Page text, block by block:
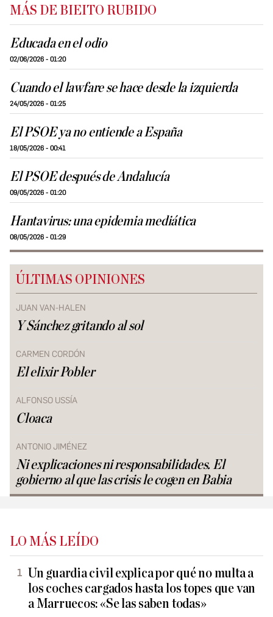
MÁS DE BIEITO RUBIDO
Educada en el odio
02/06/2026 - 01:20
Cuando el lawfare se hace desde la izquierda
24/05/2026 - 01:25
El PSOE ya no entiende a España
18/05/2026 - 00:41
El PSOE después de Andalucía
09/05/2026 - 01:20
Hantavirus: una epidemia mediática
08/05/2026 - 01:29
ÚLTIMAS OPINIONES
JUAN VAN-HALEN
Y Sánchez gritando al sol
CARMEN CORDÓN
El elixir Pobler
ALFONSO USSÍA
Cloaca
ANTONIO JIMÉNEZ
Ni explicaciones ni responsabilidades. El
gobierno al que las crisis le cogen en Babia
LO MÁS LEÍDO
Un guardia civil explica por qué no multa a
los coches cargados hasta los topes que van
a Marruecos: «Se las saben todas»